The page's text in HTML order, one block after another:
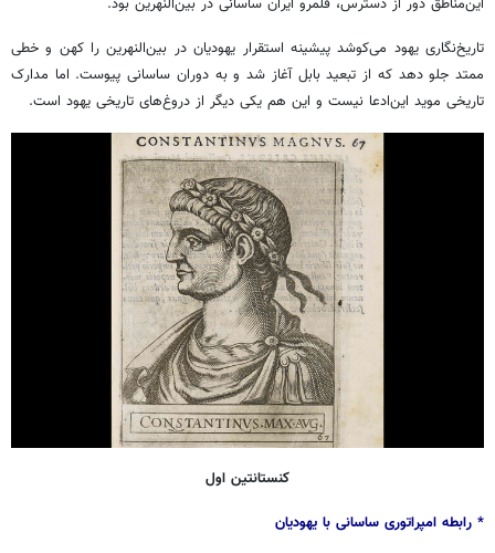
این‌مناطق دور از دسترس، قلمرو ایران ساسانی در بین‌النهرین بود.
تاریخ‌نگاری یهود می‌کوشد پیشینه استقرار یهودیان در بین‌النهرین را کهن و خطی
ممتد جلو دهد که از تبعید بابل آغاز شد و به دوران ساسانی پیوست. اما مدارک
تاریخی موید این‌ادعا نیست و این هم یکی دیگر از دروغ‌های تاریخی یهود است.
کنستانتین اول
* رابطه امپراتوری ساسانی با یهودیان